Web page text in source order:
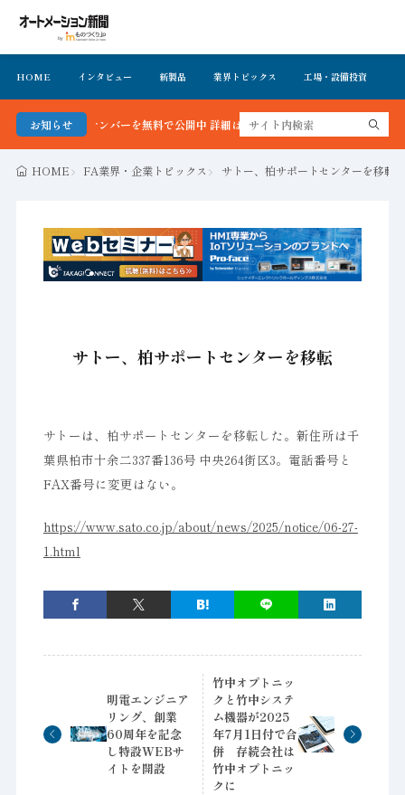
HOME インタビュー 新製品 業界トピックス 工場・設備投資
お知らせ
ックナンバーを無料で公開中 詳細はこちら
HOME FA業界・企業トピックス サトー、柏サポートセンターを移転
サトー、柏サポートセンターを移転
サトーは、柏サポートセンターを移転した。新住所は千
葉県柏市十余二337番136号 中央264街区3。電話番号と
FAX番号に変更はない。
https://www.sato.co.jp/about/news/2025/notice/06-27-
1.html
明電エンジニア
リング、創業
60周年を記念
し特設WEBサ
イトを開設
竹中オプトニッ
クと竹中システ
ム機器が2025
年7月1日付で合
併 存続会社は
竹中オプトニッ
クに